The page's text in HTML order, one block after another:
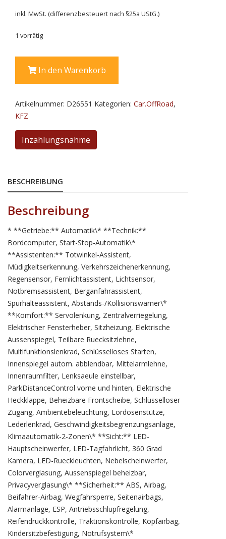
inkl. MwSt. (differenzbesteuert nach §25a UStG.)
1 vorrätig
DIG-
N-
Connecta
In den Warenkorb
Artikelnummer: D26551 Kategorien: Car.OffRoad,
KFZ
Inzahlungsnahme
BESCHREIBUNG
Beschreibung
* **Getriebe:** Automatik\* **Technik:**
Bordcomputer, Start-Stop-Automatik\*
**Assistenten:** Totwinkel-Assistent,
Müdigkeitserkennung, Verkehrszeichenerkennung,
Regensensor, Fernlichtassistent, Lichtsensor,
Notbremsassistent, Berganfahrassistent,
Spurhalteassistent, Abstands-/Kollisionswarner\*
**Komfort:** Servolenkung, Zentralverriegelung,
Elektrischer Fensterheber, Sitzheizung, Elektrische
Aussenspiegel, Teilbare Ruecksitzlehne,
Multifunktionslenkrad, Schlüsselloses Starten,
Innenspiegel autom. abblendbar, Mittelarmlehne,
Innenraumfilter, Lenksaeule einstellbar,
ParkDistanceControl vorne und hinten, Elektrische
Heckklappe, Beheizbare Frontscheibe, Schlüsselloser
Zugang, Ambientebeleuchtung, Lordosenstütze,
Lederlenkrad, Geschwindigkeitsbegrenzungsanlage,
Klimaautomatik-2-Zonen\* **Sicht:** LED-
Hauptscheinwerfer, LED-Tagfahrlicht, 360 Grad
Kamera, LED-Rueckleuchten, Nebelscheinwerfer,
Colorverglasung, Aussenspiegel beheizbar,
Privacyverglasung\* **Sicherheit:** ABS, Airbag,
Beifahrer-Airbag, Wegfahrsperre, Seitenairbags,
Alarmanlage, ESP, Antriebsschlupfregelung,
Reifendruckkontrolle, Traktionskontrolle, Kopfairbag,
Kindersitzbefestigung, Notrufsystem\*